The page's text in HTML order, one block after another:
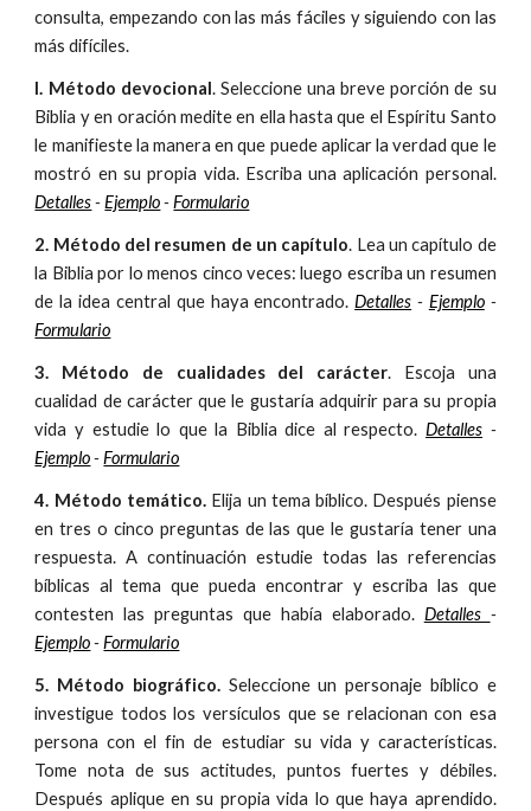
consulta, empezando con las más fáciles y siguiendo con las
más difíciles.
l. Método devocional. Seleccione una breve porción de su
Biblia y en oración medite en ella hasta que el Espíritu Santo
le manifieste la manera en que puede aplicar la verdad que le
mostró en su propia vida. Escriba una aplicación personal.
Detalles-Ejemplo-Formulario
2. Método del resumen de un capítulo. Lea un capítulo de
la Biblia por lo menos cinco veces: luego escriba un resumen
de la idea central que haya encontrado.Detalles - Ejemplo-
Formulario
3. Método de cualidades del carácter. Escoja una
cualidad de carácter que le gustaría adquirir para su propia
vida y estudie lo que la Biblia dice al respecto. Detalles -
Ejemplo-Formulario
4. Método temático.Elija un tema bíblico. Después piense
en tres o cinco preguntas de las que le gustaría tener una
respuesta. A continuación estudie todas las referencias
bíblicas al tema que pueda encontrar y escriba las que
contesten las preguntas que había elaborado. Detalles -
Ejemplo-Formulario
5. Método biográfico.Seleccione un personaje bíblico e
investigue todos los versículos que se relacionan con esa
persona con el fin de estudiar su vida y características.
Tome nota de sus actitudes, puntos fuertes y débiles.
Después aplique en su propia vida lo que haya aprendido.